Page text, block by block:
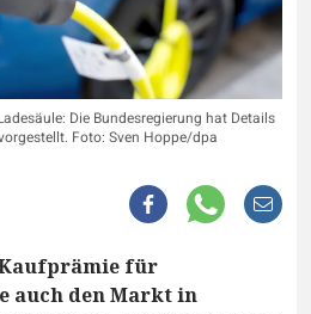
Die Bundesregierung hat Details
Foto: Sven Hoppe/dpa
für
auch den Markt in